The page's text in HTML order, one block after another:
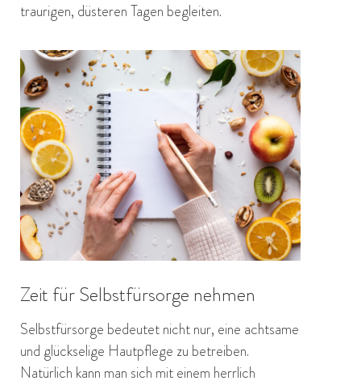
traurigen, düsteren Tagen begleiten.
Zeit für Selbstfürsorge nehmen
Selbstfürsorge bedeutet nicht nur, eine achtsame
und glückselige Hautpflege zu betreiben.
Natürlich kann man sich mit einem herrlich